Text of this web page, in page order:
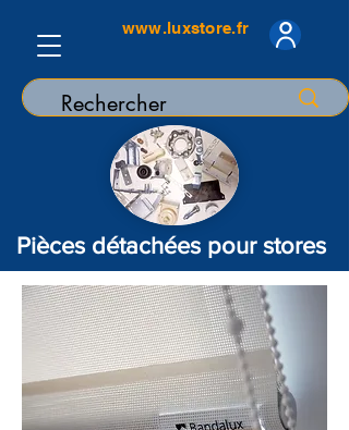
www.luxstore.fr
Pièces détachées pour stores